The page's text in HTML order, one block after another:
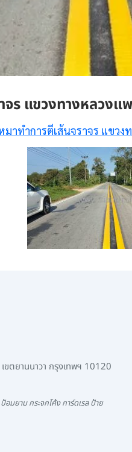
จร แขวงทางหลวง
มาทำการตีเส้นจราจร แขว
ขตยานนาวา กรุงเทพฯ 10120
มยาม กระจกโค้ง การ์ดเรล ป้าย